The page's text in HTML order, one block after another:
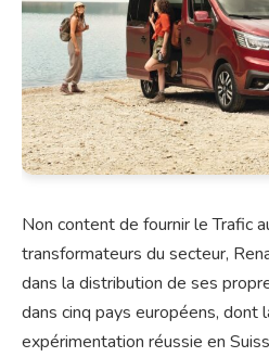
Non content de fournir le Trafic
transformateurs du secteur,
dans la distribution de ses
dans cinq pays européens, dont
expérimentation réussie en